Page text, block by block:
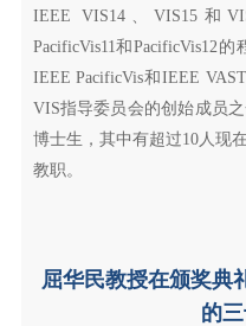
IEEE VIS14、VIS15和
PacificVis11和PacificVis12
IEEE PacificVis和IEEE
VIS指导委员会的创始成员
博士生，其中有超过10人现
教职。
屈华民教授在颁奖典
的